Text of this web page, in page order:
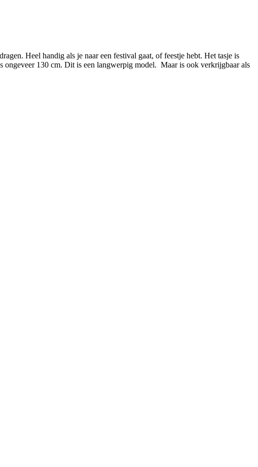
Heel handig als je naar een festival gaat, of feestje hebt. Het tasje is
130 cm. Dit is een langwerpig model. Maar is ook verkrijgbaar als